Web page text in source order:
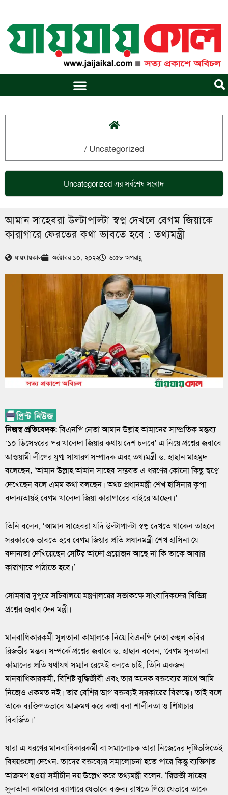
content
/ Uncategorized
Uncategorized এর সর্বশেষ সংবাদ
আমান সাহেবরা উল্টাপাল্টা স্বপ্ন দেখলে বেগম জিয়াকে
কারাগারে ফেরতের কথা ভাবতে হবে : তথ্যমন্ত্রী
যায়যায়কাল অক্টোবর ১০, ২০২২ ৬:৫৮ অপরাহ্ণ
নিজস্ব প্রতিবেদক: বিএনপি নেতা আমান উল্লাহ আমানের সাম্প্রতিক মন্তব্য
‘১০ ডিসেম্বরের পর খালেদা জিয়ার কথায় দেশ চলবে’ এ নিয়ে প্রশ্নের জবাবে
আওয়ামী লীগের যুগ্ম সাধারণ সম্পাদক এবং তথ্যমন্ত্রী ড. হাছান মাহমুদ
বলেছেন, ‘আমান উল্লাহ আমান সাহেব সম্ভবত এ ধরণের কোনো কিছু স্বপ্নে
দেখেছেন বলে এমম কথা বলছেন। অথচ প্রধানমন্ত্রী শেখ হাসিনার কৃপা-
বদান্যতায়ই বেগম খালেদা জিয়া কারাগারের বাইরে আছেন।’
তিনি বলেন, ‘আমান সাহেবরা যদি উল্টাপাল্টা স্বপ্ন দেখতে থাকেন তাহলে
সরকারকে ভাবতে হবে বেগম জিয়ার প্রতি প্রধানমন্ত্রী শেখ হাসিনা যে
বদান্যতা দেখিয়েছেন সেটির আদৌ প্রয়োজন আছে না কি তাকে আবার
কারাগারে পাঠাতে হবে।’
সোমবার দুপুরে সচিবালয়ে মন্ত্রণালয়ের সভাকক্ষে সাংবাদিকদের বিভিন্ন
প্রশ্নের জবাব দেন মন্ত্রী।
মানবাধিকারকর্মী সুলতানা কামালকে নিয়ে বিএনপি নেতা রুহুল কবির
রিজভীর মন্তব্য সম্পর্কে প্রশ্নের জবাবে ড. হাছান বলেন, ‘বেগম সুলতানা
কামালের প্রতি যথাযথ সম্মান রেখেই বলতে চাই, তিনি একজন
মানবাধিকারকর্মী, বিশিষ্ট বুদ্ধিজীবী এবং তার অনেক বক্তব্যের সাথে আমি
নিজেও একমত নই। তার বেশির ভাগ বক্তব্যই সরকারের বিরুদ্ধে। তাই বলে
তাকে ব্যক্তিগতভাবে আক্রমণ করে কথা বলা শালীনতা ও শিষ্টাচার
বিবর্জিত।’
যারা এ ধরণের মানবাধিকারকর্মী বা সমালোচক তারা নিজেদের দৃষ্টিভঙ্গিতেই
বিষয়গুলো দেখেন, তাদের বক্তব্যের সমালোচনা হতে পারে কিন্তু ব্যক্তিগত
আক্রমণ হওয়া সমীচীন নয় উল্লেখ করে তথ্যমন্ত্রী বলেন, ‘রিজভী সাহেব
সুলতানা কামালের ব্যাপারে যেভাবে বক্তব্য রাখতে গিয়ে যেভাবে তাকে